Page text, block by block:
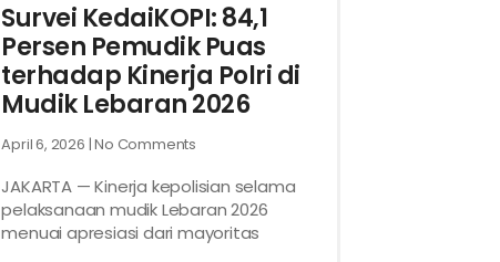
Survei KedaiKOPI: 84,1
Persen Pemudik Puas
terhadap Kinerja Polri di
Mudik Lebaran 2026
April 6, 2026 No Comments
JAKARTA — Kinerja kepolisian selama
pelaksanaan mudik Lebaran 2026
menuai apresiasi dari mayoritas